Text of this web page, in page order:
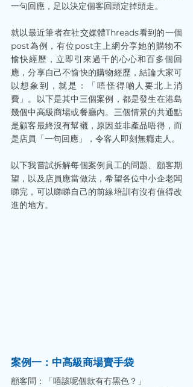
一句回應，足以決定個客回頭定掉頭走。
就以最近筆者在社交媒體Threads看到的一個
post為例，有位post主上網分享她的購物不
愉快經歷，立即引來過千的心心和百多個回
應，分享自己不愉快的購物經歷，結論大家可
以想象到，就是：「唔怪得啲人要北上消
費」。以下是其中三個案例，都是發生在港島
幾個中高級商場或餐廳內。三個情景的共通點
是顧客最終沒有幫襯，原因並非產品唔得，而
是店員「一句回應」，令客人即刻無癮走人。
以下我嘗試拆解每個案例員工的問題、顧客期
望，以及店員應當做法，希望各位中小企老闆
睇完，可以睇睇自己的前線培訓有沒有值得改
進的地方。
案例一：中高級商場賣手袋
顧客問：「唔該呢個款有冇黑色？」